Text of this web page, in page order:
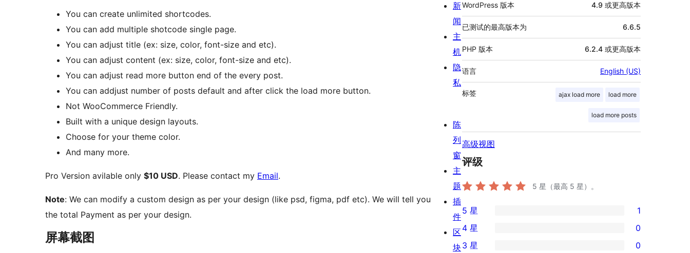
You can create unlimited shortcodes.
You can add multiple shotcode single page.
You can adjust title (ex: size, color, font-size and etc).
You can adjust content (ex: size, color, font-size and etc).
You can adjust read more button end of the every post.
You can addjust number of posts default and after click the load more button.
Not WooCommerce Friendly.
Built with a unique design layouts.
Choose for your theme color.
And many more.
Pro Version avilable only $10 USD. Please contact my Email.
Note: We can modify a custom design as per your design (like psd, figma, pdf etc). We will tell you
the total Payment as per your design.
屏幕截图
WordPress 版本 4.9 或更高版本
已测试的最高版本为 6.6.5
PHP 版本 6.2.4 或更高版本
语言 English (US)
标签 ajax load more load more
load more posts
高级视图
评级
5 星（最高 5 星）。
1
条
5
5 星 1
条
4 星 0
3 星 0
新
闻
主
机
隐
私
陈
列
窗
主
题
插
件
区
块